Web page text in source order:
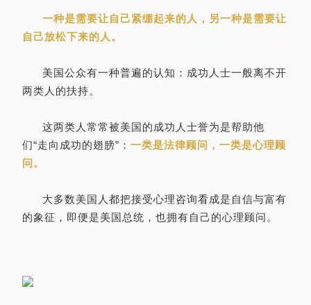
一种是需要让自己紧绷起来的人，另一种是需要让
自己放松下来的人。
美国公众有一种普遍的认知：成功人士一般离不开
两类人的扶持。
这两类人常常被美国的成功人士誉为是帮助他
们“走向成功的翅膀”： 一类是法律顾问，一类是心理顾
问。
大多数美国人都把接受心理咨询看成是自信与富有
的象征，即便是美国总统，也拥有自己的心理顾问。